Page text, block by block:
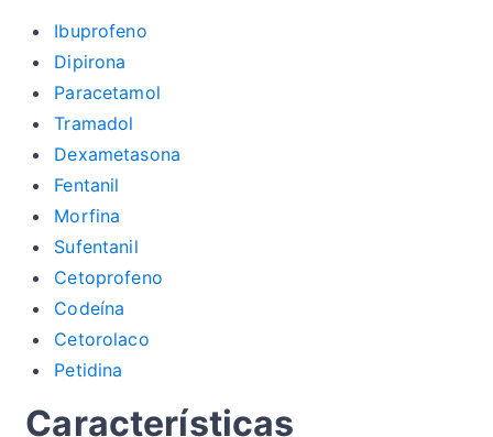
Ibuprofeno
Dipirona
Paracetamol
Tramadol
Dexametasona
Fentanil
Morfina
Sufentanil
Cetoprofeno
Codeína
Cetorolaco
Petidina
Características